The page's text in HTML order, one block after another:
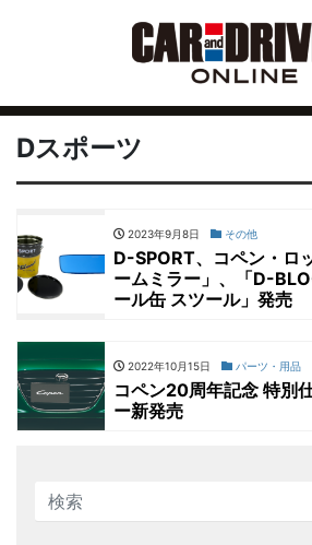
Dスポーツ
2023年9月8日 その他
D-SPORT、コペン・ロ
ームミラー」、「D-
ール缶 スツール」発売
2022年10月15日 パーツ・用品
コペン20周年記念 特別
ー新発売